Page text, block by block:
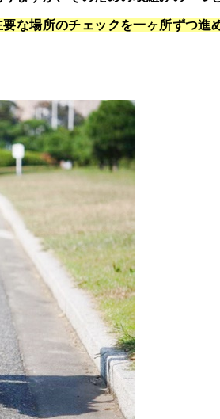
な場所のチェックを一ヶ所ずつ進